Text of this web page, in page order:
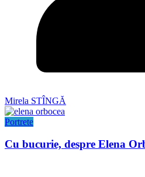
Mirela STÎNGĂ
Portrete
Cu bucurie, despre Elena